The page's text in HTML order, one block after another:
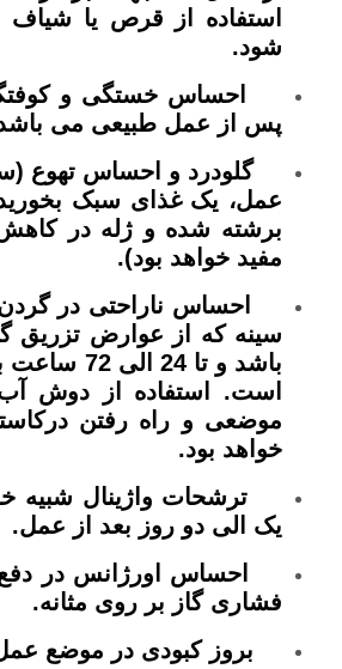
استفاده از قرص یا
شود.
احساس خستگی و
پس از عمل طبیعی می
گلودرد و احساس تهوع
عمل، یک غذای سبک
برشته شده و ژله در
مفید خواهد بود).
احساس ناراحتی در
سینه که از عوارض تزریق
باشد و تا
است. استفاده از دوش
موضعی و راه رفتن
خواهد بود.
ترشحات واژینال شبیه
یک الی دو روز بعد از عمل.
احساس اورژانس در دفع
فشاری گاز بر روی مثانه.
بروز کبودی در موضع